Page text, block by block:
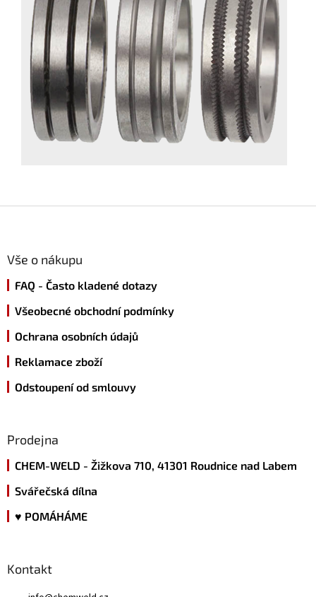
Vše o nákupu
FAQ - Často kladené dotazy
Všeobecné obchodní podmínky
Ochrana osobních údajů
Reklamace zboží
Odstoupení od smlouvy
Prodejna
CHEM-WELD - Žižkova 710, 41301 Roudnice nad Labem
Svářečská dílna
♥ POMÁHÁME
Kontakt